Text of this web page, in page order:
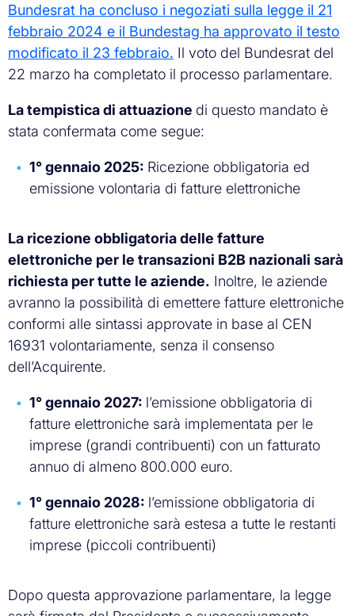
Bundesrat ha concluso i negoziati sulla legge il 21
febbraio 2024 e il Bundestag ha approvato il testo
modificato il 23 febbraio. Il voto del Bundesrat del
22 marzo ha completato il processo parlamentare.
La tempistica di attuazione di questo mandato è
stata confermata come segue:
1° gennaio 2025: Ricezione obbligatoria ed
emissione volontaria di fatture elettroniche
La ricezione obbligatoria delle fatture
elettroniche per le transazioni B2B nazionali sarà
richiesta per tutte le aziende. Inoltre, le aziende
avranno la possibilità di emettere fatture elettroniche
conformi alle sintassi approvate in base al CEN
16931 volontariamente, senza il consenso
dell’Acquirente.
1° gennaio 2027: l’emissione obbligatoria di
fatture elettroniche sarà implementata per le
imprese (grandi contribuenti) con un fatturato
annuo di almeno 800.000 euro.
1° gennaio 2028: l’emissione obbligatoria di
fatture elettroniche sarà estesa a tutte le restanti
imprese (piccoli contribuenti)
Dopo questa approvazione parlamentare, la legge